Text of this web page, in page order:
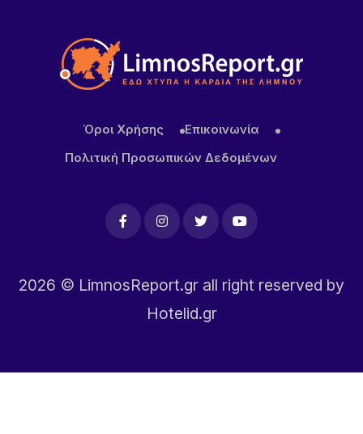
Όροι Χρήσης
Επικοινωνία
Πολιτική Προσωπικών Δεδομένων
2026 © LimnosReport.gr all right reserved by
Hotelid.gr